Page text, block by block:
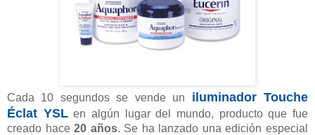
Cada 10 segundos se vende un iluminador Touche
Éclat YSL en algún lugar del mundo, producto que fue
creado hace20 años. Se ha lanzado una edición especial